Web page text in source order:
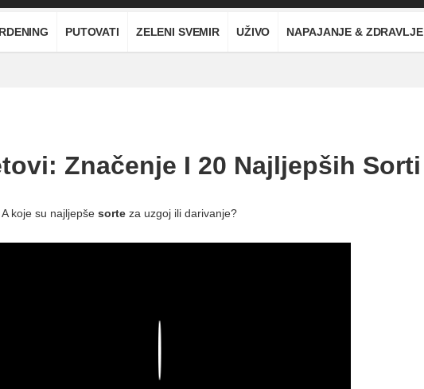
PUTOVATI ZELENI SVEMIR UŽIVO NAPAJANJE & ZDRAVLJE
Značenje I 20 Najljepših Sorti
A koje su najljepše sorte za uzgoj ili darivanje?